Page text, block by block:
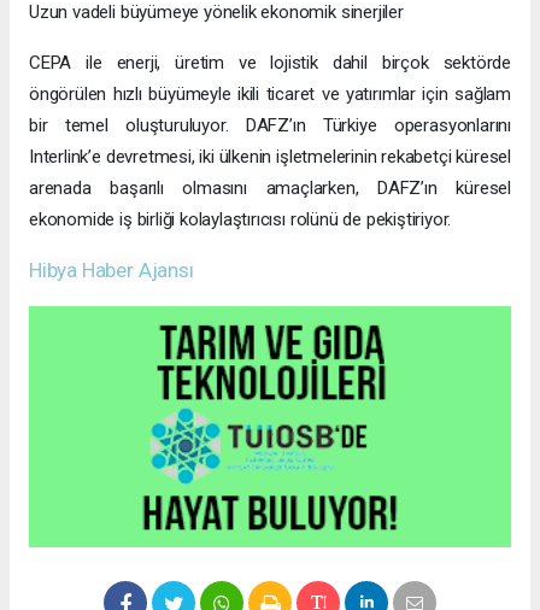
Uzun vadeli büyümeye yönelik ekonomik sinerjiler
CEPA ile enerji, üretim ve lojistik dahil birçok sektörde
öngörülen hızlı büyümeyle ikili ticaret ve yatırımlar için sağlam
bir temel oluşturuluyor. DAFZ’ın Türkiye operasyonlarını
Interlink’e devretmesi, iki ülkenin işletmelerinin rekabetçi küresel
arenada başarılı olmasını amaçlarken, DAFZ’ın küresel
ekonomide iş birliği kolaylaştırıcısı rolünü de pekiştiriyor.
Hibya Haber Ajansı